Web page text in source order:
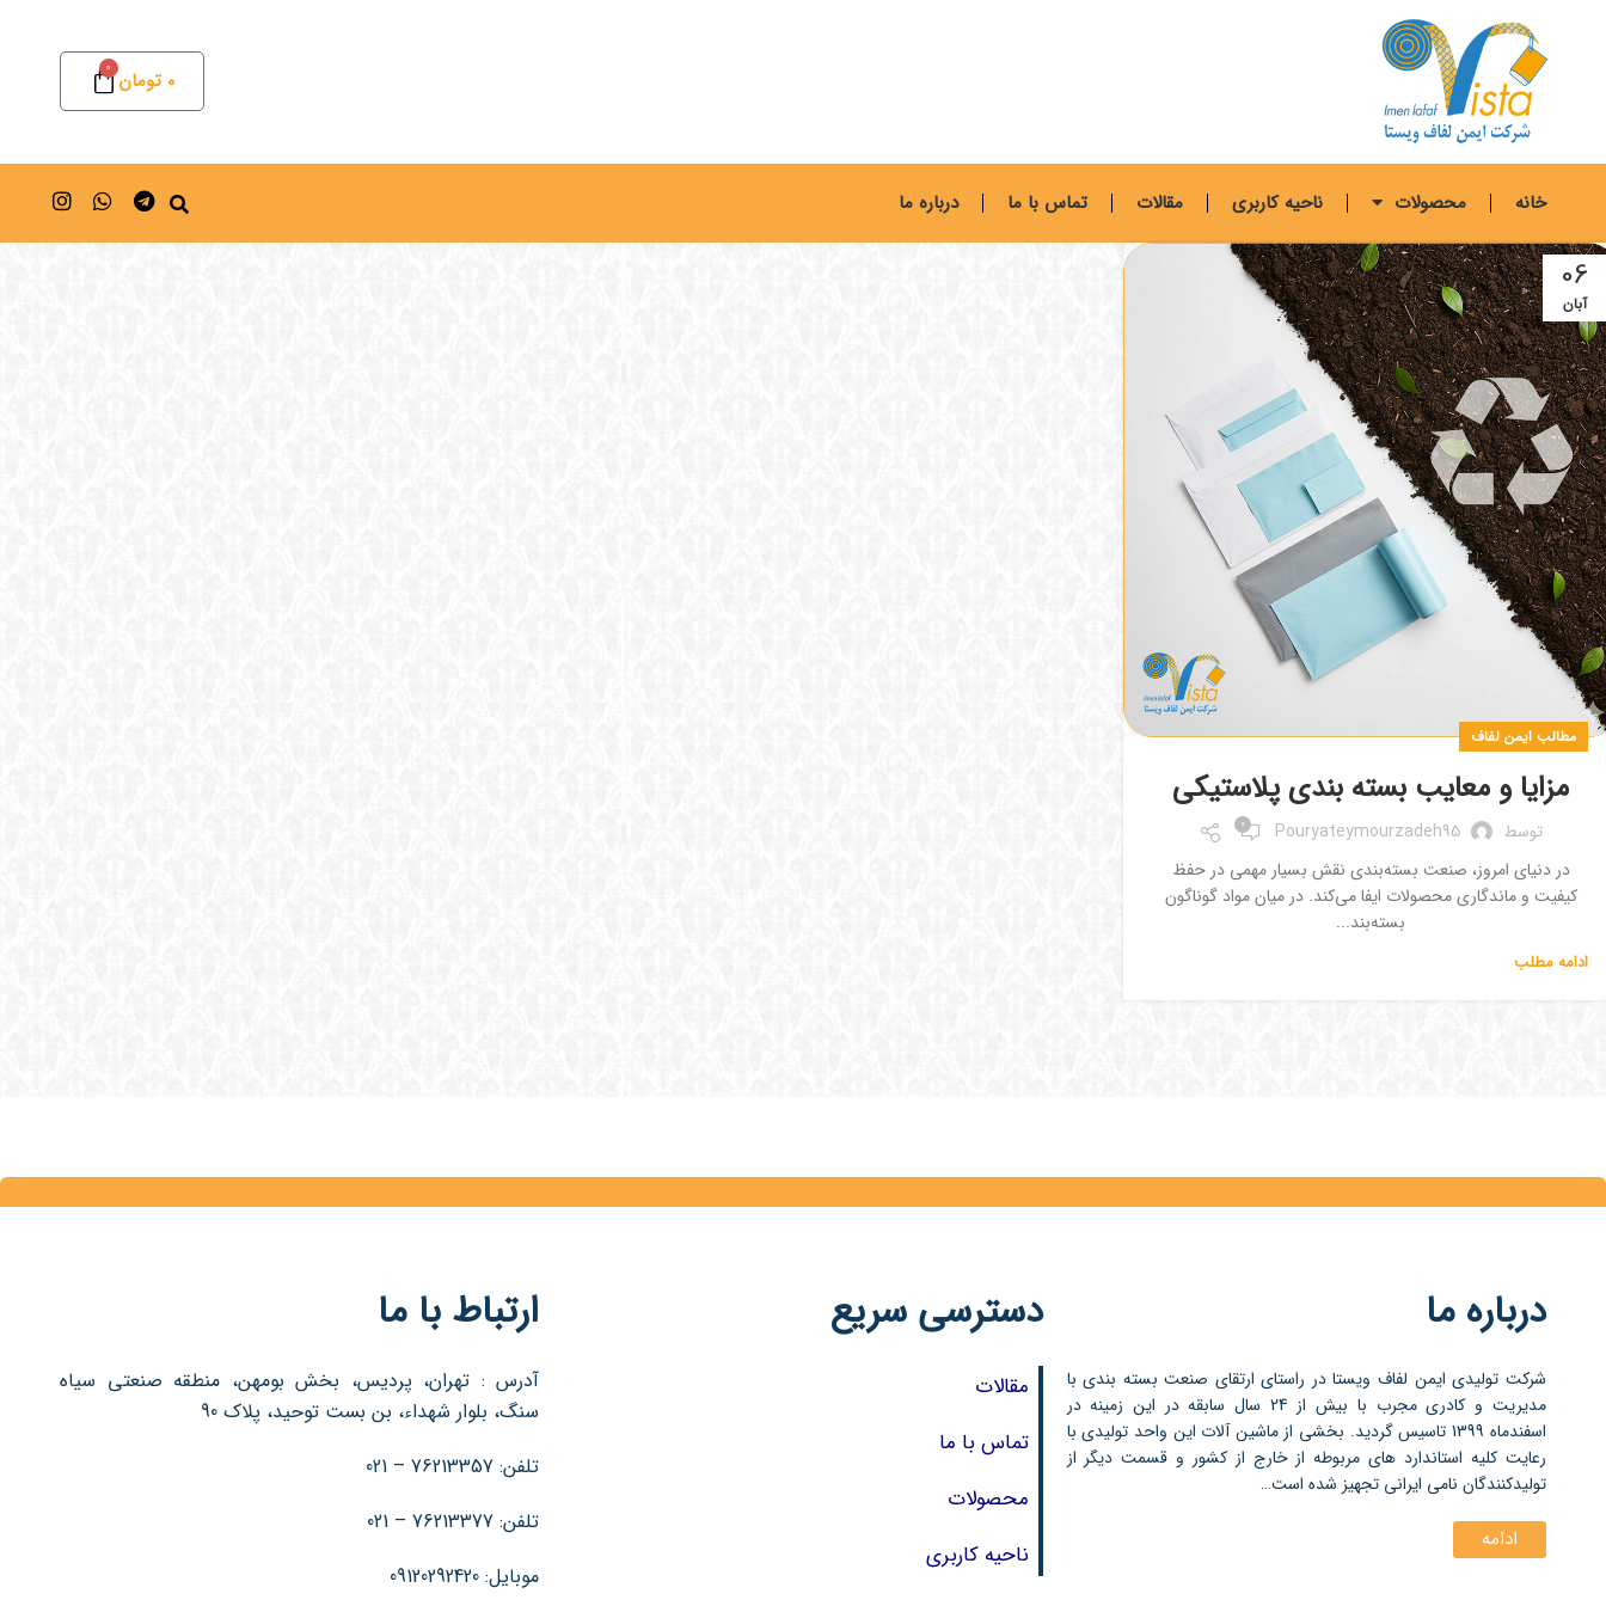
0 تومان 0
خانه محصولات ناحیه کاربری مقالات تماس با ما درباره ما
06
آبان
مطالب ایمن لفاف
مزایا و معایب بسته بندی پلاستیکی
توسط Pouryateymourzadeh95
0
در دنیای امروز، صنعت بسته‌بندی نقش بسیار مهمی در حفظ
کیفیت و ماندگاری محصولات ایفا می‌کند. در میان مواد گوناگون
بسته‌بند...
ادامه مطلب
درباره ما
شرکت تولیدی ایمن لفاف ویستا در راستای ارتقای صنعت بسته بندی با
مدیریت و کادری مجرب با بیش از 24 سال سابقه در این زمینه در
اسفندماه 1399 تاسیس گردید. بخشی از ماشین آلات این واحد تولیدی با
رعایت کلیه استاندارد های مربوطه از خارج از کشور و قسمت دیگر از
تولیدکنندگان نامی ایرانی تجهیز شده است…
ادامه
دسترسی سریع
مقالات
تماس با ما
محصولات
ناحیه کاربری
ارتباط با ما
آدرس : تهران، پردیس، بخش بومهن، منطقه صنعتی سیاه
سنگ، بلوار شهداء، بن بست توحید، پلاک 90
تلفن: 76213357 – 021
تلفن: 76213377 – 021
موبایل: 09120292420